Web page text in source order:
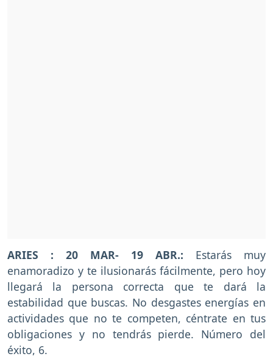
ARIES : 20 MAR- 19 ABR.: Estarás muy
enamoradizo y te ilusionarás fácilmente, pero hoy
llegará la persona correcta que te dará la
estabilidad que buscas. No desgastes energías en
actividades que no te competen, céntrate en tus
obligaciones y no tendrás pierde. Número del
éxito, 6.